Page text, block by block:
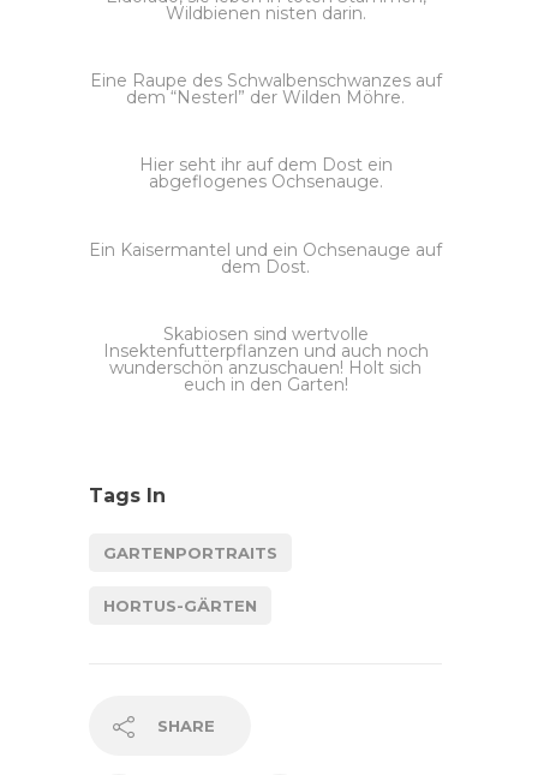
Wildbienen nisten darin.
Eine Raupe des Schwalbenschwanzes auf
dem “Nesterl” der Wilden Möhre.
Hier seht ihr auf dem Dost ein
abgeflogenes Ochsenauge.
Ein Kaisermantel und ein Ochsenauge auf
dem Dost.
Skabiosen sind wertvolle
Insektenfutterpflanzen und auch noch
wunderschön anzuschauen! Holt sich
euch in den Garten!
Tags In
GARTENPORTRAITS
HORTUS-GÄRTEN
SHARE